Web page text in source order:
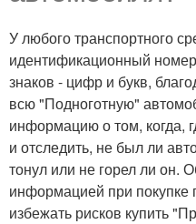
У любого транспортного
идентификационный
знаков - цифр и букв,
всю "Подноготную"
информацию о том, когда,
и отследить, не был ли
тонул или не горел ли он.
информацией при покупке
избежать рисков купить